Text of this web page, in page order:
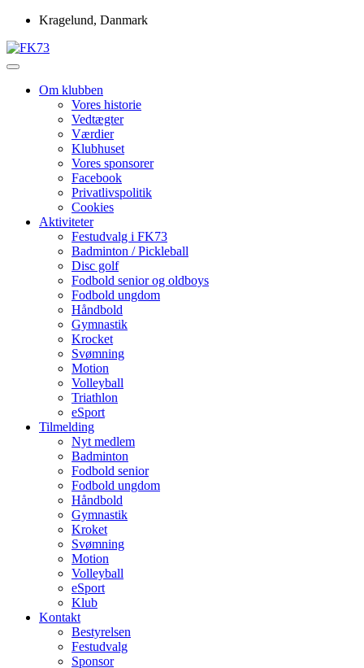
Skip
content
Kragelund, Danmark
FK73
Om klubben
Vores historie
Vedtægter
Værdier
Klubhuset
Vores sponsorer
Facebook
Privatlivspolitik
Cookies
Aktiviteter
Festudvalg i FK73
Badminton / Pickleball
Disc golf
Fodbold senior og oldboys
Fodbold ungdom
Håndbold
Gymnastik
Krocket
Svømning
Motion
Volleyball
Triathlon
eSport
Tilmelding
Nyt medlem
Badminton
Fodbold senior
Fodbold ungdom
Håndbold
Gymnastik
Kroket
Svømning
Motion
Volleyball
eSport
Klub
Kontakt
Bestyrelsen
Festudvalg
Sponsor